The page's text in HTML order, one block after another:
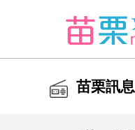
苗栗訊息